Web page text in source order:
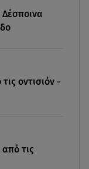
της
τα
οντισιόν -
τις